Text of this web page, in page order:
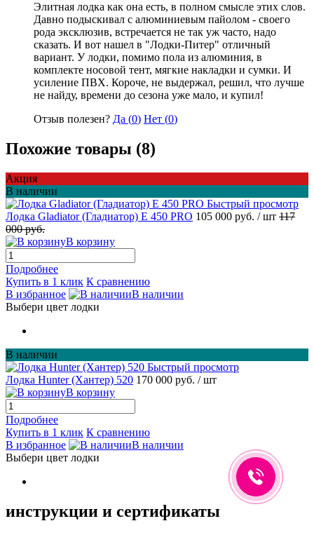
Элитная лодка как она есть, в полном смысле этих слов.
Давно подыскивал с алюминиевым пайолом - своего
рода эксклюзив, встречается не так уж часто, надо
сказать. И вот нашел в "Лодки-Питер" отличный
вариант. У лодки, помимо пола из алюминия, в
комплекте носовой тент, мягкие накладки и сумки. И
усиление ПВХ. Короче, не выдержал, решил, что лучше
не найду, времени до сезона уже мало, и купил!
Отзыв полезен? Да (0) Нет (0)
Похожие товары (8)
Акция
В наличии
Быстрый просмотр
Лодка Gladiator (Гладиатор) E 450 PRO 105 000 руб. / шт 117
000 руб.
В корзину
Подробнее
Купить в 1 клик К сравнению
В избранное
В наличии
Выбери цвет лодки
В наличии
Быстрый просмотр
Лодка Hunter (Хантер) 520 170 000 руб. / шт
В корзину
Подробнее
Купить в 1 клик К сравнению
В избранное
В наличии
Выбери цвет лодки
инструкции и сертификаты